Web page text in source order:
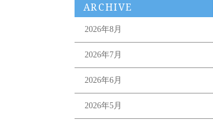
ARCHIVE
2026年8月
2026年7月
2026年6月
2026年5月